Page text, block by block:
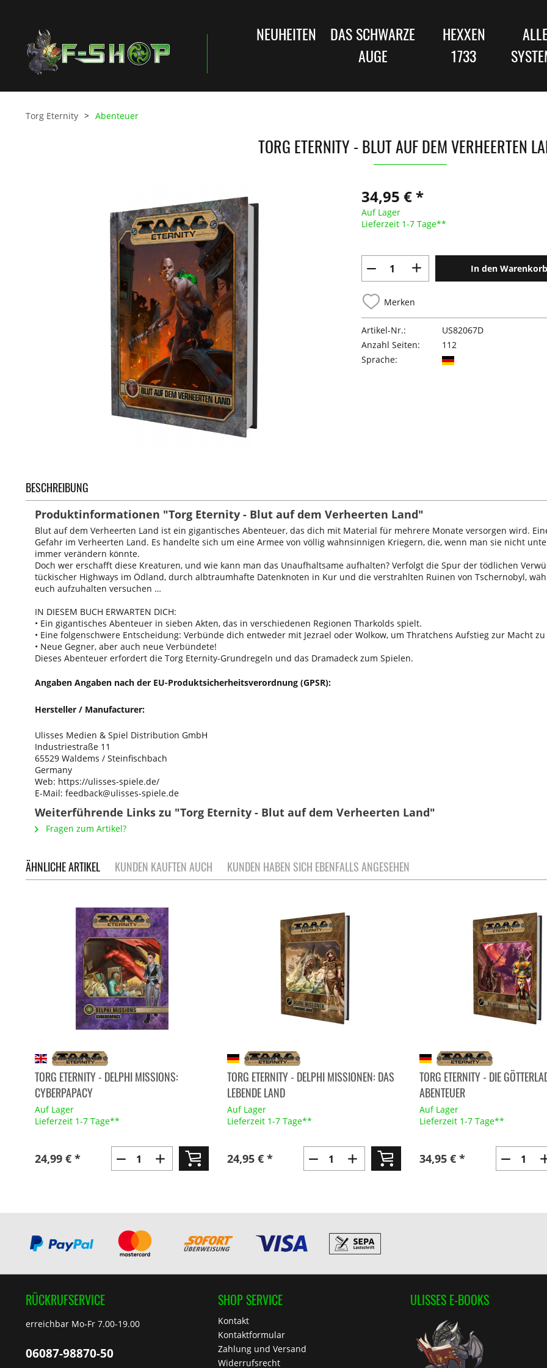
NEUHEITEN
DAS SCHWARZE
AUGE
HEXXEN
1733
Torg Eternity Abenteuer
TORG ETERNITY - BLUT AUF DEM VERHEERTEN
34,95 € *
Auf Lager
Lieferzeit 1-7 Tage**
In den Warenkorb
Merken
Artikel-Nr.:
US82067D
Anzahl Seiten:
112
Sprache:
BESCHREIBUNG
Produktinformationen "Torg Eternity - Blut auf dem Verheerten Land"
Blut auf dem Verheerten Land ist ein gigantisches Abenteuer, das dich mit Material für mehrere Monate versorgen wird.
Gefahr im Verheerten Land. Es handelte sich um eine Armee von völlig wahnsinnigen Kriegern, die, wenn man sie nicht
immer verändern könnte.
Doch wer erschafft diese Kreaturen, und wie kann man das Unaufhaltsame aufhalten? Verfolgt die Spur der tödlichen
tückischer Highways im Ödland, durch albtraumhafte Datenknoten in Kur und die verstrahlten Ruinen von Tschernobyl,
euch aufzuhalten versuchen …
IN DIESEM BUCH ERWARTEN DICH:
• Ein gigantisches Abenteuer in sieben Akten, das in verschiedenen Regionen Tharkolds spielt.
• Eine folgenschwere Entscheidung: Verbünde dich entweder mit Jezrael oder Wolkow, um Thratchens Aufstieg zur Macht
• Neue Gegner, aber auch neue Verbündete!
Dieses Abenteuer erfordert die Torg Eternity-Grundregeln und das Dramadeck zum Spielen.
Angaben Angaben nach der EU-Produktsicherheitsverordnung (GPSR):
Hersteller / Manufacturer:
Ulisses Medien & Spiel Distribution GmbH
Industriestraße 11
65529 Waldems / Steinfischbach
Germany
Web: https://ulisses-spiele.de/
E-Mail: feedback@ulisses-spiele.de
Weiterführende Links zu "Torg Eternity - Blut auf dem Verheerten Land"
Fragen zum Artikel?
ÄHNLICHE ARTIKEL KUNDEN KAUFTEN AUCH KUNDEN HABEN SICH EBENFALLS ANGESEHEN
TORG ETERNITY - DELPHI MISSIONS:
CYBERPAPACY
Auf Lager
Lieferzeit 1-7 Tage**
24,99 € *
TORG ETERNITY - DELPHI MISSIONEN: DAS
LEBENDE LAND
Auf Lager
Lieferzeit 1-7 Tage**
24,95 € *
TORG ETERNITY - DIE
ABENTEUER
Auf Lager
Lieferzeit 1-7 Tage**
34,95 € *
RÜCKRUFSERVICE
erreichbar Mo-Fr 7.00-19.00
06087-98870-50
SHOP SERVICE
Kontakt
Kontaktformular
Zahlung und Versand
Widerrufsrecht
ULISSES E-BOOKS